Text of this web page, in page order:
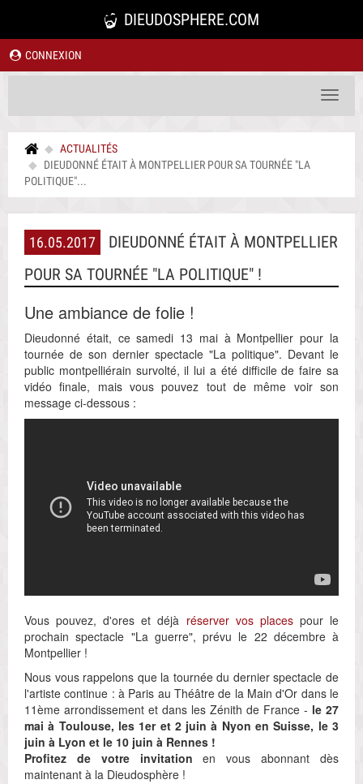
DIEUDOSPHERE.COM
CONNEXION
Toggle
ACTUALITÉS
DIEUDONNÉ ÉTAIT À MONTPELLIER POUR SA TOURNÉE "LA
POLITIQUE"...
16.05.2017
DIEUDONNÉ ÉTAIT À MONTPELLIER
POUR SA TOURNÉE "LA POLITIQUE" !
Une ambiance de folie !
Dieudonné était, ce samedi 13 mai à Montpellier pour la
tournée de son dernier spectacle "La politique". Devant le
public montpelliérain survolté, il lui a été difficile de faire sa
vidéo finale, mais vous pouvez tout de même voir son
message ci-dessous :
Vous pouvez, d'ores et déjà réserver vos placespour le
prochain spectacle "La guerre", prévu le 22 décembre à
Montpellier !
Nous vous rappelons que la tournée du dernier spectacle de
l'artiste continue : à Paris au Théâtre de la Main d'Or dans le
11ème arrondissement et dans les Zénith de France - le 27
mai à Toulouse, les 1er et 2 juin à Nyon en Suisse, le 3
juin à Lyon et le 10 juin à Rennes !
Profitez de votre invitation en vous abonnant dès
maintenant à la Dieudosphère !